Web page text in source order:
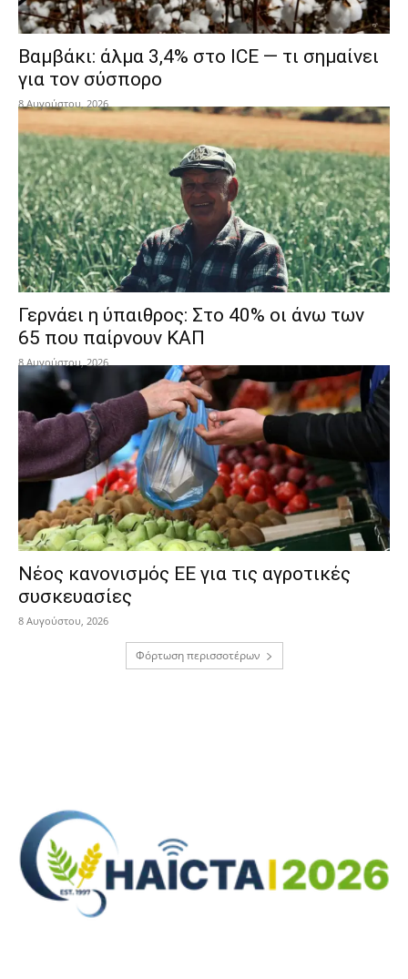
Βαμβάκι: άλμα 3,4% στο ICE — τι σημαίνει
για τον σύσπορο
8 Αυγούστου, 2026
Γερνάει η ύπαιθρος: Στο 40% οι άνω των
65 που παίρνουν ΚΑΠ
8 Αυγούστου, 2026
Νέος κανονισμός ΕΕ για τις αγροτικές
συσκευασίες
8 Αυγούστου, 2026
Φόρτωση περισσοτέρων